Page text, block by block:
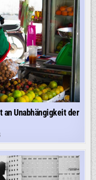
Unabhängigkeit der